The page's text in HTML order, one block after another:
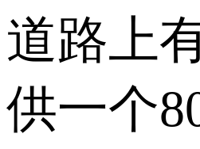
道路上
供一个